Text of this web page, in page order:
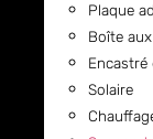
Plaque
Boîte
Encastré
Solaire